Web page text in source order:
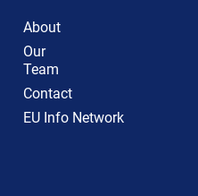
About
Our
Team
Contact
EU Info Network